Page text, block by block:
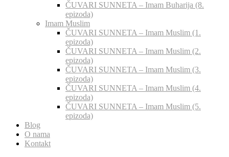
ČUVARI SUNNETA – Imam Buharija (8.
epizoda)
Imam Muslim
ČUVARI SUNNETA – Imam Muslim (1.
epizoda)
ČUVARI SUNNETA – Imam Muslim (2.
epizoda)
ČUVARI SUNNETA – Imam Muslim (3.
epizoda)
ČUVARI SUNNETA – Imam Muslim (4.
epizoda)
ČUVARI SUNNETA – Imam Muslim (5.
epizoda)
Blog
O nama
Kontakt